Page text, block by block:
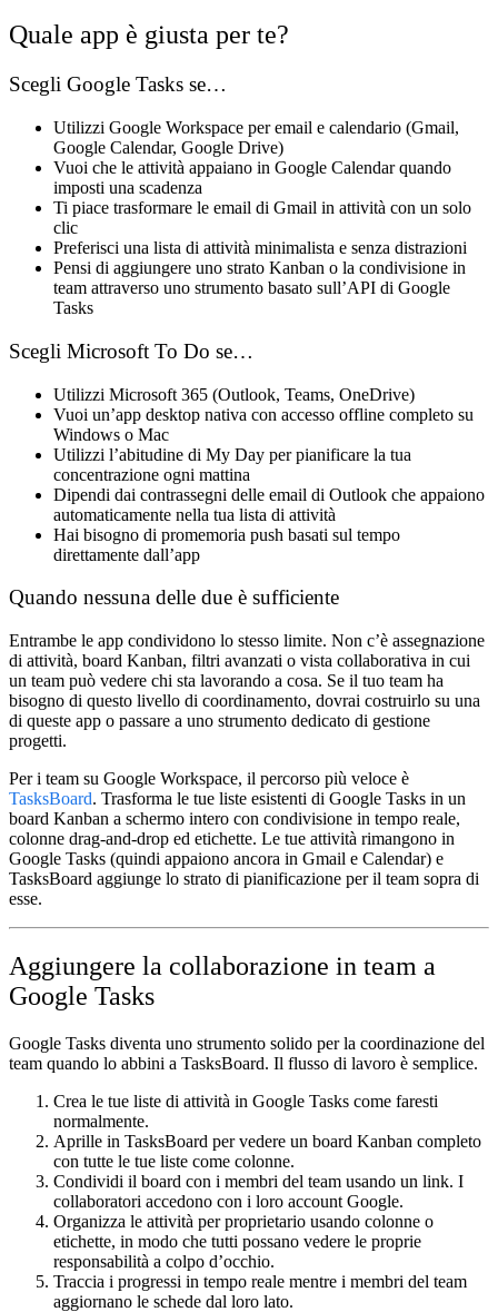
Quale app è giusta per te?
Scegli Google Tasks se…
Utilizzi Google Workspace per email e calendario (Gmail,
Google Calendar, Google Drive)
Vuoi che le attività appaiano in Google Calendar quando
imposti una scadenza
Ti piace trasformare le email di Gmail in attività con un solo
clic
Preferisci una lista di attività minimalista e senza distrazioni
Pensi di aggiungere uno strato Kanban o la condivisione in
team attraverso uno strumento basato sull’API di Google
Tasks
Scegli Microsoft To Do se…
Utilizzi Microsoft 365 (Outlook, Teams, OneDrive)
Vuoi un’app desktop nativa con accesso offline completo su
Windows o Mac
Utilizzi l’abitudine di My Day per pianificare la tua
concentrazione ogni mattina
Dipendi dai contrassegni delle email di Outlook che appaiono
automaticamente nella tua lista di attività
Hai bisogno di promemoria push basati sul tempo
direttamente dall’app
Quando nessuna delle due è sufficiente
Entrambe le app condividono lo stesso limite. Non c’è assegnazione
di attività, board Kanban, filtri avanzati o vista collaborativa in cui
un team può vedere chi sta lavorando a cosa. Se il tuo team ha
bisogno di questo livello di coordinamento, dovrai costruirlo su una
di queste app o passare a uno strumento dedicato di gestione
progetti.
Per i team su Google Workspace, il percorso più veloce è
TasksBoard. Trasforma le tue liste esistenti di Google Tasks in un
board Kanban a schermo intero con condivisione in tempo reale,
colonne drag-and-drop ed etichette. Le tue attività rimangono in
Google Tasks (quindi appaiono ancora in Gmail e Calendar) e
TasksBoard aggiunge lo strato di pianificazione per il team sopra di
esse.
Aggiungere la collaborazione in team a
Google Tasks
Google Tasks diventa uno strumento solido per la coordinazione del
team quando lo abbini a TasksBoard. Il flusso di lavoro è semplice.
Crea le tue liste di attività in Google Tasks come faresti
normalmente.
Aprille in TasksBoard per vedere un board Kanban completo
con tutte le tue liste come colonne.
Condividi il board con i membri del team usando un link. I
collaboratori accedono con i loro account Google.
Organizza le attività per proprietario usando colonne o
etichette, in modo che tutti possano vedere le proprie
responsabilità a colpo d’occhio.
Traccia i progressi in tempo reale mentre i membri del team
aggiornano le schede dal loro lato.